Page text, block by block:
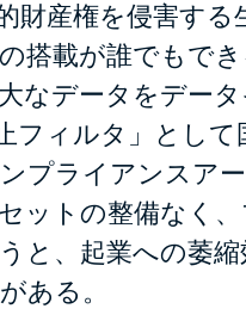
財産権を侵害する
搭載が誰でもで
なデータをデー
フィルタ」とし
プライアンスア
ットの整備なく
と、起業への萎
ある。